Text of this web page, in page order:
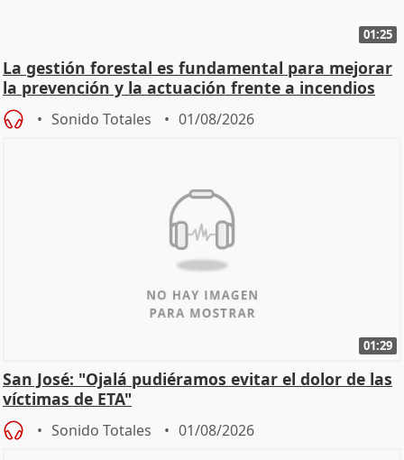
01:25
La gestión forestal es fundamental para mejorar
la prevención y la actuación frente a incendios
Sonido Totales 01/08/2026
01:29
San José: "Ojalá pudiéramos evitar el dolor de las
víctimas de ETA"
Sonido Totales 01/08/2026